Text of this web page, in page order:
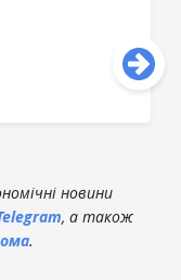
новини
, а також
.